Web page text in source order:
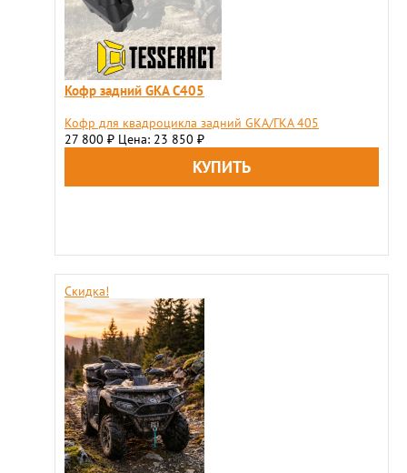
Кофр задний GKA C405
Кофр для квадроцикла задний GKA/ГКА 405
27 800 ₽ Цена: 23 850 ₽
Скидка!